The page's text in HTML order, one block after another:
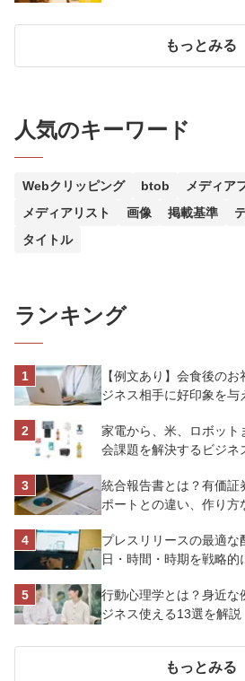
もっとみる
人気のキーワード
Webクリッピング btob メディア
メディアリスト
画像 掲載基準
タイトル
ランキング
【例文あり】会食後のお
ジネス相手に好印象を与
家電から、米、ロボット
会課題を解決するビジネ
統合報告書とは？有価証
ポートとの違い、作り方
プレスリリースの最適な
日・時間・時期を戦略的
行動心理学とは？身近な
ジネス使える13選を解説
もっとみる